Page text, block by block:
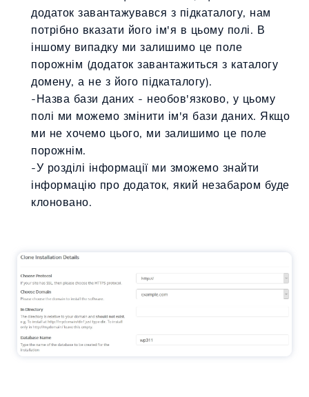
додаток завантажувався з підкаталогу, нам
потрібно вказати його ім'я в цьому полі. В
іншому випадку ми залишимо це поле
порожнім (додаток завантажиться з каталогу
домену, а не з його підкаталогу).
-Назва бази даних - необов'язково, у цьому
полі ми можемо змінити ім'я бази даних. Якщо
ми не хочемо цього, ми залишимо це поле
порожнім.
-У розділі інформації ми зможемо знайти
інформацію про додаток, який незабаром буде
клоновано.